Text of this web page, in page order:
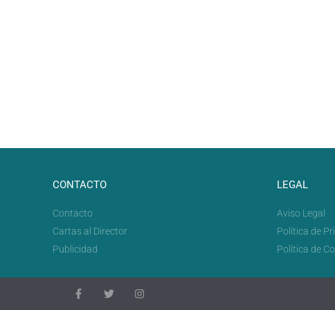
CONTACTO
Contacto
Cartas al Director
Publicidad
LEGAL
Aviso Legal
Política de
Política de